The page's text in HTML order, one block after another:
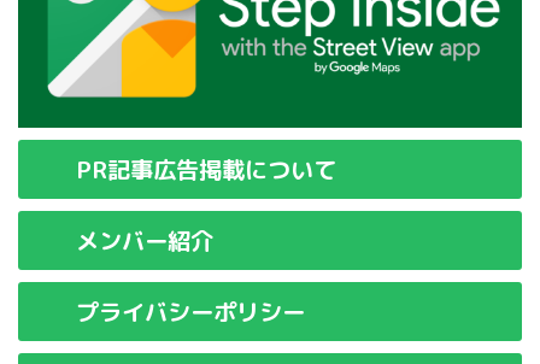
PR記事広告掲載について
メンバー紹介
プライバシーポリシー